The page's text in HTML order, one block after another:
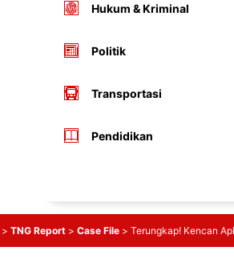
Hukum & Kriminal
Politik
Transportasi
Pendidikan
> TNG Report > Case File > Terungkap! Kencan